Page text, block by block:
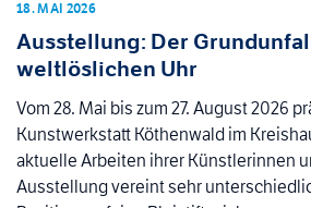
Ausstellung: Der
weltlöslichen Uhr
18. MAI 2026
Vom 28. Mai bis zum 27. August 2026
Kunstwerkstatt Köthenwald im
aktuelle Arbeiten ihrer Künstlerinnen
Ausstellung vereint sehr